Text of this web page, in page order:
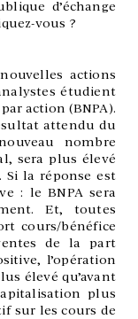
d’échange
vous ?
actions
étudient
action (BNPA).
attendu du
nombre
sera plus élevé
Si la réponse est
: le BNPA sera
Et, toutes
cours/bénéfice
de la part
l’opération
élevé qu’avant
plus
sur les cours de